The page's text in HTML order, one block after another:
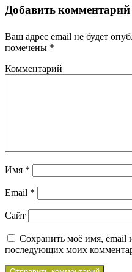
Добавить комментарий
Ваш адрес email не будет
помечены *
Комментарий
Имя *
Email *
Сайт
Сохранить моё имя, email
последующих моих